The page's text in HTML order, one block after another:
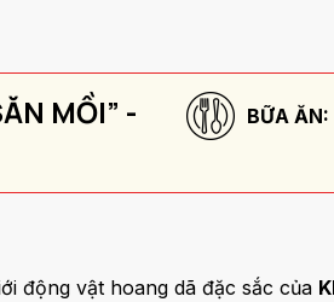
MỒI” -
BỮA ĂN:
động vật hoang dã đặc sắc của